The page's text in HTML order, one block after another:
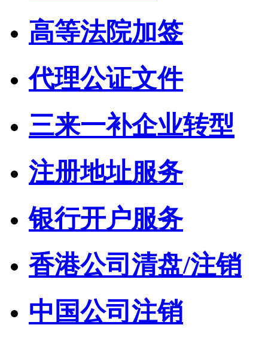
高等法院加签
代理公证文件
三来一补企业转型
注册地址服务
银行开户服务
香港公司清盘/注销
中国公司注销